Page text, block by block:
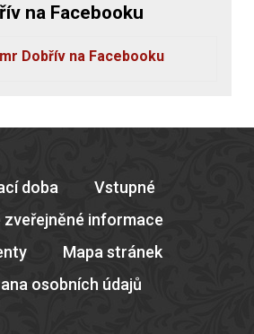
na Facebooku
Dobřív na Facebooku
doba
Vstupné
zveřejněné informace
Mapa stránek
osobních údajů